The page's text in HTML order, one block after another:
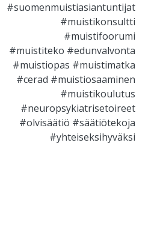
#suomenmuistiasiantuntijat
#muistikonsultti
#muistifoorumi
#muistiteko #edunvalvonta
#muistiopas #muistimatka
#cerad #muistiosaaminen
#muistikoulutus
#neuropsykiatrisetoireet
#olvisäätiö #säätiötekoja
#yhteiseksihyväksi